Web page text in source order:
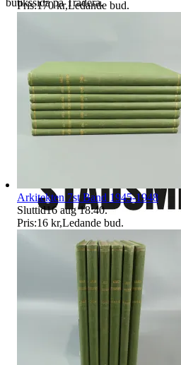
butikssida på Tradera.
Stadsmissionens second hand
Pris:170 kr,Ledande bud.
Arkitekten 7st Band 1945-1948
Sluttid16 aug 18:40.
Pris:16 kr,Ledande bud.